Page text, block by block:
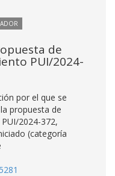
de
PUI/2024-
por el que se
propuesta de
2024-372,
(categoría